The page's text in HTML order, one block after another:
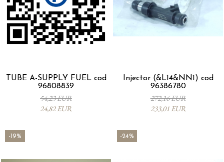
TUBE A-SUPPLY FUEL cod
96808839
54,23 EUR
24,82 EUR
Injector (&L14&NN1) cod
96386780
272,16 EUR
233,01 EUR
-19% -24%